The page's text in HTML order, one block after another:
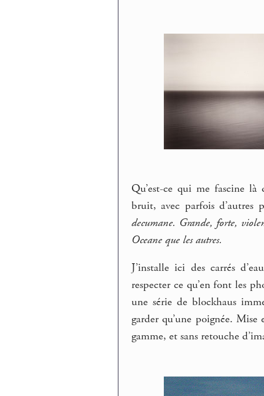
Qu’est-ce qui me fascine
bruit, avec parfois d’autres
decumane. Grande, forte,
Oceane que les autres.
J’installe ici des carrés
respecter ce qu’en font les
une série de blockhaus
garder qu’une poignée.
gamme, et sans retouche